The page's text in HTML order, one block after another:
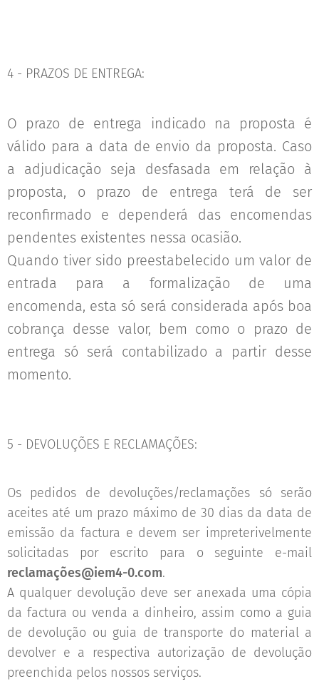
4 - PRAZOS DE ENTREGA:
O prazo de entrega indicado na proposta é
válido para a data de envio da proposta. Caso
a adjudicação seja desfasada em relação à
proposta, o prazo de entrega terá de ser
reconfirmado e dependerá das encomendas
pendentes existentes nessa ocasião.
Quando tiver sido preestabelecido um valor de
entrada para a formalização de uma
encomenda, esta só será considerada após boa
cobrança desse valor, bem como o prazo de
entrega só será contabilizado a partir desse
momento.
5 - DEVOLUÇÕES E RECLAMAÇÕES:
Os pedidos de devoluções/reclamações só serão
aceites até um prazo máximo de 30 dias da data de
emissão da factura e devem ser impreterivelmente
solicitadas por escrito para o seguinte e-mail
reclamações@iem4-0.com.
A qualquer devolução deve ser anexada uma cópia
da factura ou venda a dinheiro, assim como a guia
de devolução ou guia de transporte do material a
devolver e a respectiva autorização de devolução
preenchida pelos nossos serviços.